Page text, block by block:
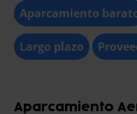
Aparcamiento
Largo plazo
Aparcamiento